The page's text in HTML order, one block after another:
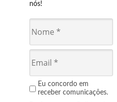
nós!
Eu concordo em
receber comunicações.